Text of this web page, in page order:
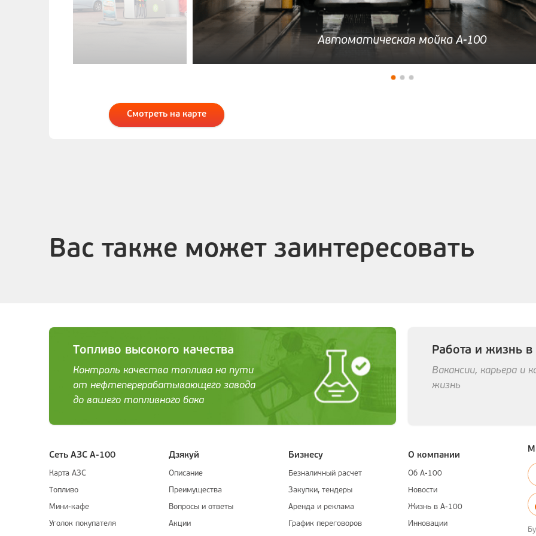
Автоматическая мойка А-100
Смотреть на карте
Вас также может заинтересовать
Топливо высокого качества
Контроль качества топлива на пути
от нефтеперерабатывающего завода
до вашего топливного бака
Работа и жизнь
Вакансии, карьера и
жизнь
Сеть АЗС А-100
Карта АЗС
Топливо
Мини-кафе
Уголок покупателя
Дзякуй
Описание
Преимущества
Вопросы и ответы
Акции
Бизнесу
Безналичный расчет
Закупки, тендеры
Аренда и реклама
График переговоров
О компании
Об А-100
Новости
Жизнь в А-100
Инновации